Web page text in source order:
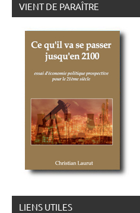
VIENT DE PARAÎTRE
LIENS UTILES